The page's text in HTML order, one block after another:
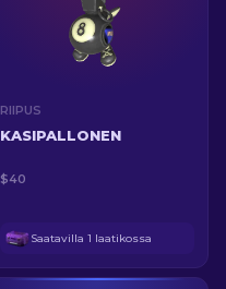
RIIPUS
KASIPALLONEN
$40
Saatavilla 1 laatikossa